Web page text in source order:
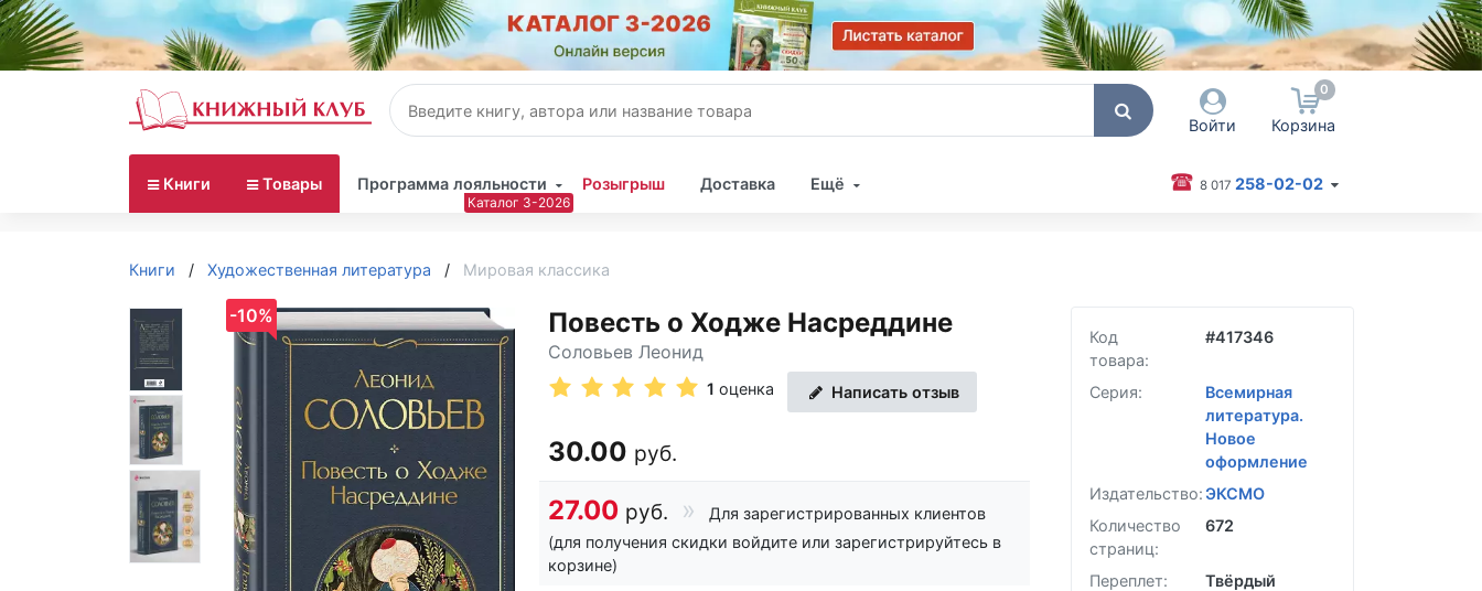
Войти
Запомнить меня
Согласен на обработку
персональных данных
0
Корзина
Книги Товары Программа лояльности Розыгрыш Доставка Ещё 8 017 258-02-02
Книги Художественная литература Мировая классика
-10% Повесть о Ходже Насреддине
Соловьев Леонид
1оценка Написать отзыв
30.00 руб.
27.00 руб.
Для зарегистрированных клиентов
(для получения скидки войдите или зарегистрируйтесь в
корзине)
Код
товара:
#417346
Серия:
Всемирная
литература.
Новое
оформление
Издательство: ЭКСМО
Количество
страниц:
672
Переплет:
Твёрдый